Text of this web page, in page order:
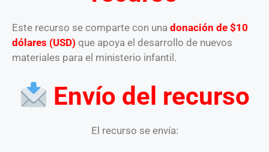
Este recurso se comparte con una donación de $10
dólares (USD) que apoya el desarrollo de nuevos
materiales para el ministerio infantil.
Envío del recurso
El recurso se envía: